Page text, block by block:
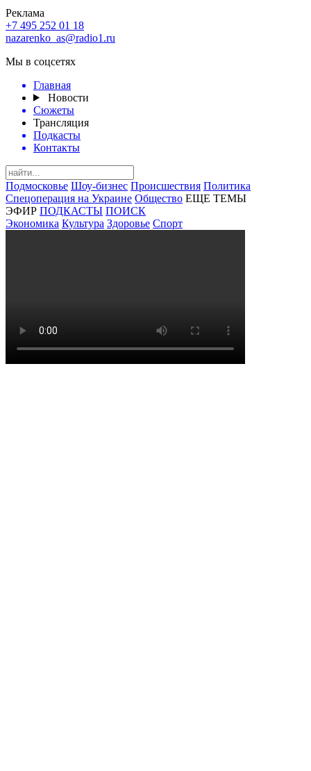
Реклама
+7 495 252 01 18
nazarenko_as@radio1.ru
Мы в соцсетях
Главная
Новости
Сюжеты
Трансляция
Подкасты
Контакты
Подмосковье Шоу-бизнес Происшествия Политика
Спецоперация на Украине Общество ЕЩЕ ТЕМЫ
ЭФИР ПОДКАСТЫ ПОИСК
Экономика Культура Здоровье Спорт